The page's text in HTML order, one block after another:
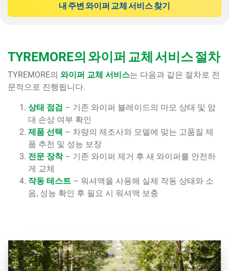
내 주변 와이퍼 교체 서비스 찾기
TYREMORE의 와이퍼 교체 서비스 절차
TYREMORE의 와이퍼 교체 서비스는 다음과 같은 절차로 전
문적으로 진행됩니다.
상태 점검 – 기존 와이퍼 블레이드의 마모 상태 및 암
대 손상 여부 확인
제품 선택 – 차량의 제조사와 모델에 맞는 고품질 제
품 추천 및 성능 보장
전문 장착– 기존 와이퍼 제거 후 새 와이퍼를 안전하
게 교체
작동 테스트 – 워셔액을 사용해 실제 작동 상태와 소
음, 성능 확인 후 필요 시 워셔액 보충